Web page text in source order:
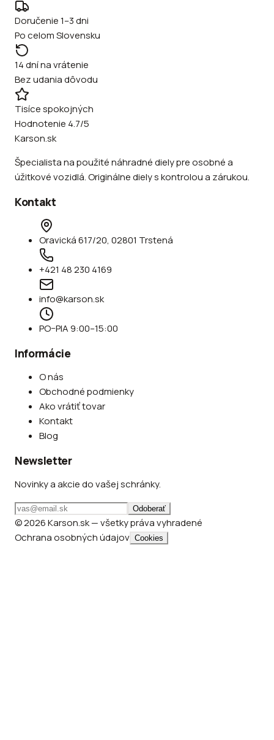
Doručenie 1–3 dni
Po celom Slovensku
14 dní na vrátenie
Bez udania dôvodu
Tisíce spokojných
Hodnotenie 4.7/5
Karson.sk
Špecialista na použité náhradné diely pre osobné a
úžitkové vozidlá. Originálne diely s kontrolou a zárukou.
Kontakt
Oravická 617/20, 02801 Trstená
+421 48 230 4169
info@karson.sk
PO–PIA 9:00–15:00
Informácie
O nás
Obchodné podmienky
Ako vrátiť tovar
Kontakt
Blog
Newsletter
Novinky a akcie do vašej schránky.
Odoberať
© 2026 Karson.sk — všetky práva vyhradené
Ochrana osobných údajov Cookies